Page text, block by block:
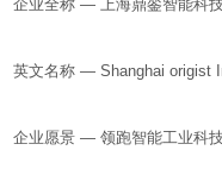
企业全称 — 上海鼎銮智能科
英文名称 — Shanghai origist
企业愿景 — 领跑智能工业科